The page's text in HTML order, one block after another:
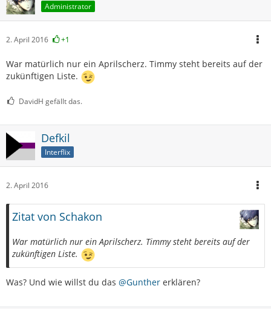
Administrator
2. April 2016 +1
War matürlich nur ein Aprilscherz. Timmy steht bereits auf der
zukünftigen Liste.
DavidH gefällt das.
Defkil
Interflix
2. April 2016
Zitat von Schakon
War matürlich nur ein Aprilscherz. Timmy steht bereits auf der
zukünftigen Liste.
Was? Und wie willst du das @Gunther erklären?